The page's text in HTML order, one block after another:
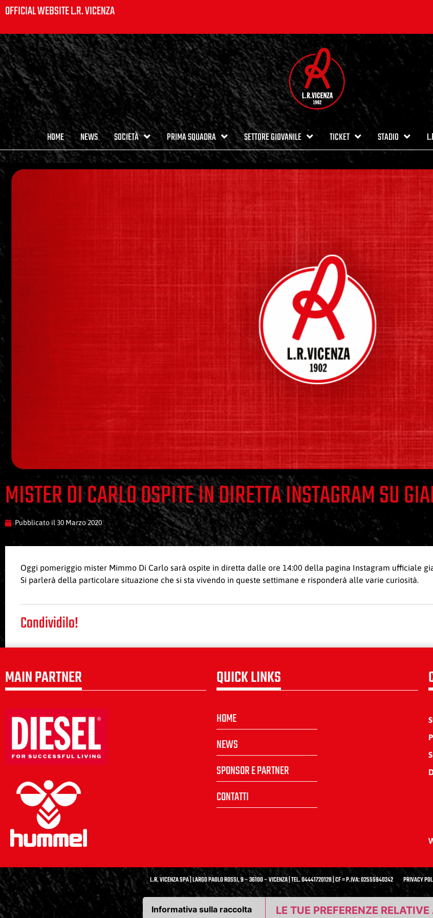
OFFICIAL WEBSITE L.R. VICENZA
HOME NEWS SOCIETÀ PRIMA SQUADRA SETTORE GIOVANILE TICKET STADIO
MISTER DI CARLO OSPITE IN DIRETTA INSTAGRAM SU
Pubblicato il30 Marzo 2020
Oggi pomeriggio mister Mimmo Di Carlo sarà ospite in diretta dalle ore 14:00 della pagina Instagram ufficiale
Si parlerà della particolare situazione che si sta vivendo in queste settimane e risponderà alle varie curiosità.
Condividilo!
MAIN PARTNER QUICK LINKS
HOME
NEWS
SPONSOR E PARTNER
CONTATTI
L.R. VICENZA SPA | LARGO PAOLO ROSSI, 9 – 36100 – VICENZA | TEL. 04441720128 | CF = P.IVA: 02555940242 PRIVACY
Informativa sulla raccolta LE TUE PREFERENZE